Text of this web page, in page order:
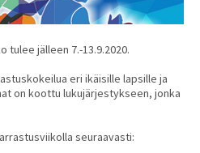
tulee jälleen 7.-13.9.2020.
eri ikäisille lapsille ja
on koottu lukujärjestykseen, jonka
seuraavasti: